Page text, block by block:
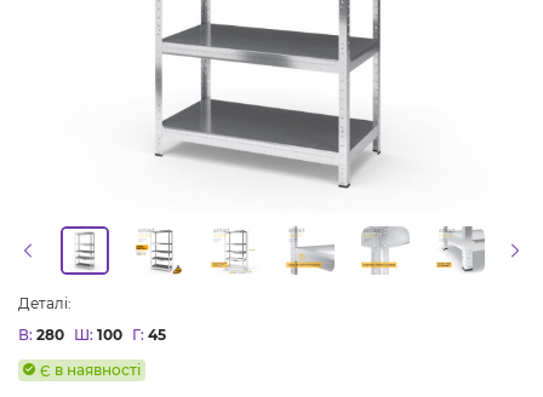
Деталі:
В: 280 Ш: 100 Г: 45
Є в наявності